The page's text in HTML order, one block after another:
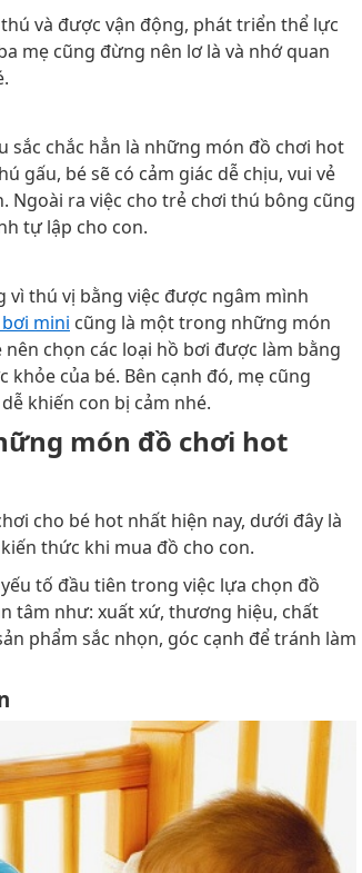
và được vận động, phát triển thể lực
mẹ cũng đừng nên lơ là và nhớ quan
sắc chắc hẳn là những món đồ chơi hot
gấu, bé sẽ có cảm giác dễ chịu, vui vẻ
Ngoài ra việc cho trẻ chơi thú bông cũng
tự lập cho con.
vì thú vị bằng việc được ngâm mình
mini cũng là một trong những món
chọn các loại hồ bơi được làm bằng
khỏe của bé. Bên cạnh đó, mẹ cũng
khiến con bị cảm nhé.
món đồ chơi hot
cho bé hot nhất hiện nay, dưới đây là
thức khi mua đồ cho con.
tố đầu tiên trong việc lựa chọn đồ
tâm như: xuất xứ, thương hiệu, chất
phẩm sắc nhọn, góc cạnh để tránh làm